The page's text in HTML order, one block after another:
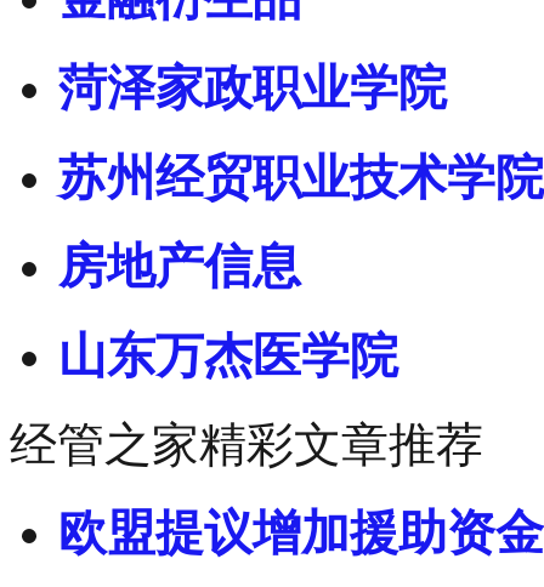
菏泽家政职业学院
苏州经贸职业技术学院
房地产信息
山东万杰医学院
经管之家精彩文章推荐
欧盟提议增加援助资